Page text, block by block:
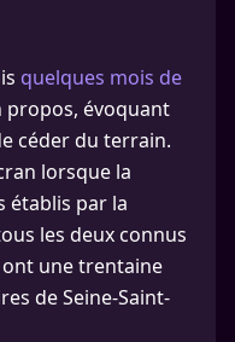
quelques mois de
propos, évoquant
céder du terrain.
lorsque la
établis par la
les deux connus
ont une trentaine
de Seine-Saint-